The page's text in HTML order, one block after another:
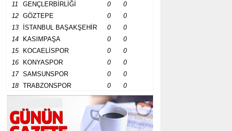
11 GENÇLERBİRLİĞİ 0
0
12
GÖZTEPE 0
0
13
İSTANBUL BAŞAKŞEHİR 0
0
14
KASIMPAŞA 0
0
15
KOCAELİSPOR 0
0
16
KONYASPOR 0
0
17
SAMSUNSPOR 0
0
18
TRABZONSPOR 0 0